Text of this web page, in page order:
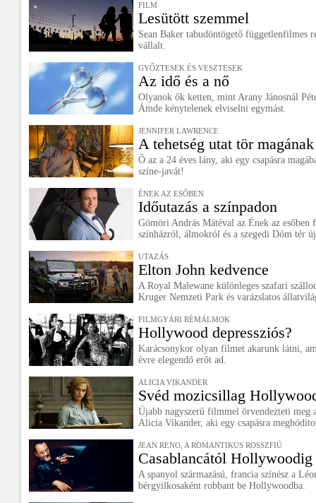
FILM
Lesütött szemmel
Sean Baker tabudöntögető függetlenfilmes
vállalt.
GYŐZTESEK ÉS VESZTESEK
Az idő és a nő
Olyanok ők ketten, mint Arany Jánosnál
Ámde kénytelenek elviselni egymást.
JENNIFER LAWRENCE
A tehetség utat tör magának
Ő az a 24 éves lány, aki egy csapásra
színe-javát!
ÉNEK AZ ESŐBEN
Időutazás a színpadon
Gömöri András Mátéval az Ének az esőben
színházról, álmokról és a szegedi Dóm tér
UTAZÁS
Elton John kedvence
A Royal Malewane különleges szafari
Kruger Nemzeti Park és varázslatos
FILMGYÁRI RÉMÁLMOK
Hollywood depressziós?
Karácsonykor olyan filmet akarunk látni,
évre elegendő erőt ad.
ALICIA VIKANDER
Svéd mozicsillag
Újabb nagyszerű filmmel örvendezteti meg
Alicia Vikander, aki egy csapásra
JEAN RENO, A ROMANTIKUS ROSSZFIÚ
Casablancától Hollywoodig
A spanyol származású, francia színész a
bérgyilkosaként robbant be Hollywoodba.